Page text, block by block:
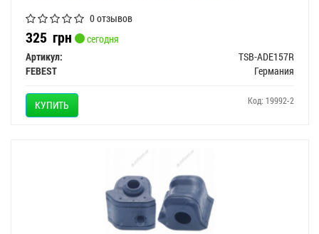
0 отзывов
325 грн
сегодня
Артикул:
TSB-ADE157R
FEBEST
Германия
КУПИТЬ Код: 19992-2